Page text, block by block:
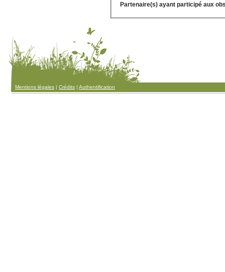
Partenaire(s) ayant participé aux
Mentions légales | Crédits | Authentification